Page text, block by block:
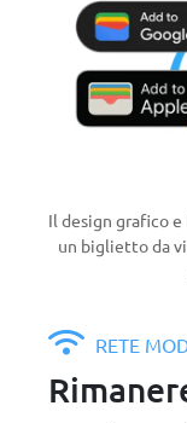
RETE
Il design grafico e
un biglietto da